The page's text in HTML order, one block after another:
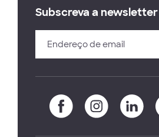
Subscreva a newsletter